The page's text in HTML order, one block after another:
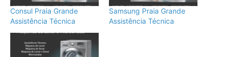
Consul Praia Grande
Assistência Técnica
Samsung Praia Grande
Assistência Técnica